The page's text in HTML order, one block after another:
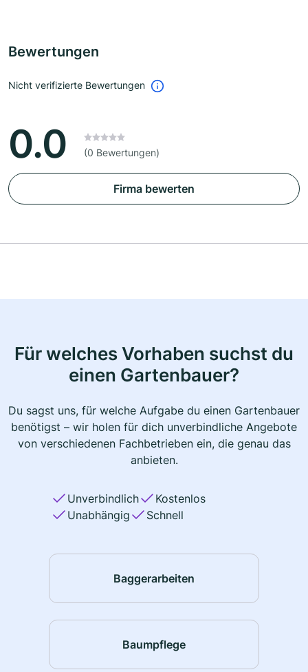
Bewertungen
Nicht verifizierte Bewertungen
0.0 (0 Bewertungen)
Firma bewerten
Für welches Vorhaben suchst du
einen Gartenbauer?
Du sagst uns, für welche Aufgabe du einen Gartenbauer
benötigst – wir holen für dich unverbindliche Angebote
von verschiedenen Fachbetrieben ein, die genau das
anbieten.
Unverbindlich
Kostenlos
Unabhängig
Schnell
Baggerarbeiten
Baumpflege